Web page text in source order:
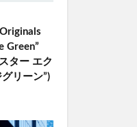
Green”
ター エク
リーン”)